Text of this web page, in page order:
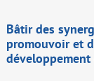
Bâtir des
promouvoir et
développement